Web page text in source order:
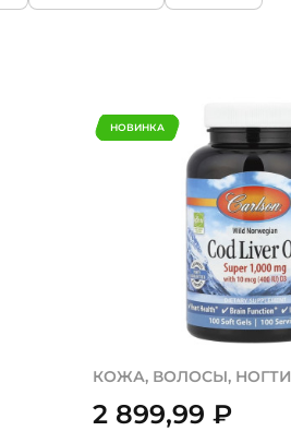
НОВИНКА
КОЖА, ВОЛОСЫ, НОГТИ
2 899,99 ₽